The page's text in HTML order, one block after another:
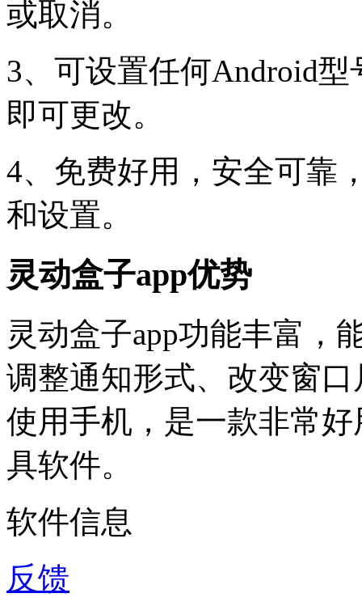
或取消。
3、可设置任何Android
即可更改。
4、免费好用，安全可靠
和设置。
灵动盒子app优势
灵动盒子app功能丰富，
调整通知形式、改变窗
使用手机，是一款非常
具软件。
软件信息
反馈